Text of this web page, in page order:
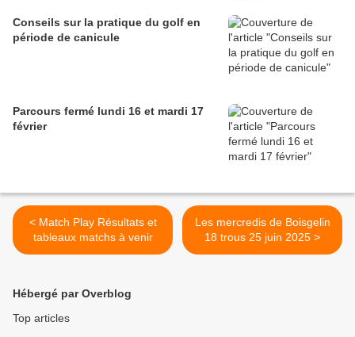
Conseils sur la pratique du golf en
période de canicule
Parcours fermé lundi 16 et mardi 17
février
< Match Play Résultats et
tableaux matchs à venir
Les mercredis de Boisgelin
18 trous 25 juin 2025 >
Hébergé par Overblog
Top articles